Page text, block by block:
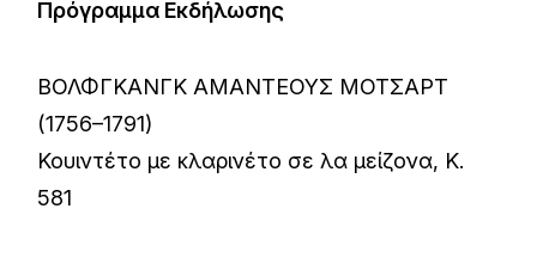
Πρόγραμμα Εκδήλωσης
ΒΟΛΦΓΚΑΝΓΚ ΑΜΑΝΤΕΟΥΣ ΜΟΤΣΑΡΤ
(1756–1791)
Κουιντέτο με κλαρινέτο σε λα μείζονα, K.
581